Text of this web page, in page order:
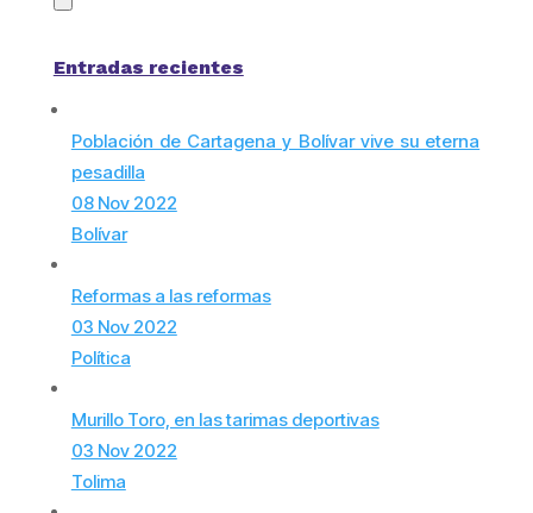
Entradas recientes
Población de Cartagena y Bolívar vive su eterna
pesadilla
08 Nov 2022
Bolívar
Reformas a las reformas
03 Nov 2022
Política
Murillo Toro, en las tarimas deportivas
03 Nov 2022
Tolima